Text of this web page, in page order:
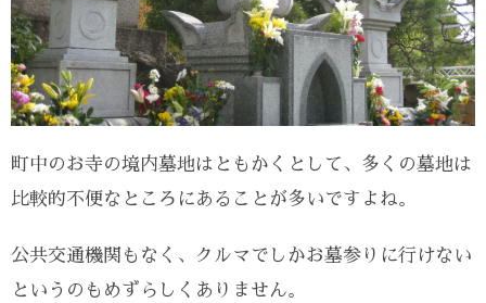
町中のお寺の境内墓地はともかくとして、多くの墓地は
比較的不便なところにあることが多いですよね。
公共交通機関もなく、クルマでしかお墓参りに行けない
というのもめずらしくありません。